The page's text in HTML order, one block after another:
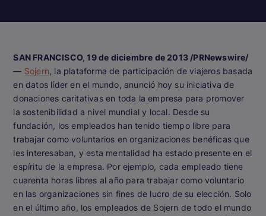
SAN FRANCISCO, 19 de diciembre de 2013 /PRNewswire/
— Sojern, la plataforma de participación de viajeros basada
en datos líder en el mundo, anunció hoy su iniciativa de
donaciones caritativas en toda la empresa para promover
la sostenibilidad a nivel mundial y local. Desde su
fundación, los empleados han tenido tiempo libre para
trabajar como voluntarios en organizaciones benéficas que
les interesaban, y esta mentalidad ha estado presente en el
espíritu de la empresa. Por ejemplo, cada empleado tiene
cuarenta horas libres al año para trabajar como voluntario
en las organizaciones sin fines de lucro de su elección. Solo
en el último año, los empleados de Sojern de todo el mundo